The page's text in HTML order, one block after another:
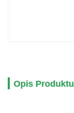
Opis Produktu